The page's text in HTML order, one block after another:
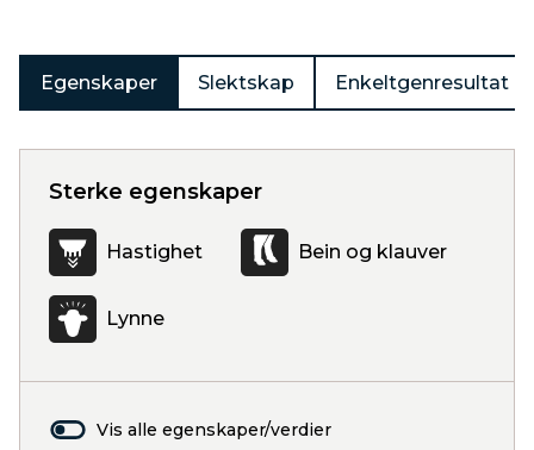
Egenskaper Slektskap Enkeltgenresultat
Sterke egenskaper
Hastighet Bein og klauver
Lynne
Vis alle egenskaper/verdier